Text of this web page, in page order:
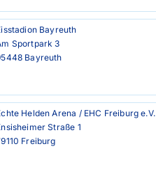
Bayreuth
Sportpark 3
Bayreuth
Helden Arena / EHC Freiburg e.V.
Straße 1
Freiburg